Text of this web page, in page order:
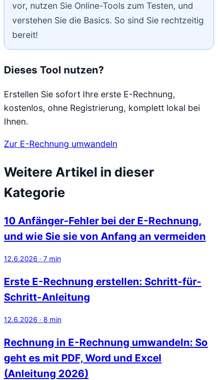
vor, nutzen Sie Online-Tools zum Testen, und
verstehen Sie die Basics. So sind Sie rechtzeitig
bereit!
Dieses Tool nutzen?
Erstellen Sie sofort Ihre erste E-Rechnung,
kostenlos, ohne Registrierung, komplett lokal bei
Ihnen.
Zur E-Rechnung umwandeln
Weitere Artikel in dieser
Kategorie
10 Anfänger-Fehler bei der E-Rechnung,
und wie Sie sie von Anfang an vermeiden
12.6.2026 · 7 min
Erste E-Rechnung erstellen: Schritt-für-
Schritt-Anleitung
12.6.2026 · 8 min
Rechnung in E-Rechnung umwandeln: So
geht es mit PDF, Word und Excel
(Anleitung 2026)